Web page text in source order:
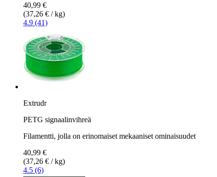
40,99 €
(37,26 € / kg)
4.9 (41)
Extrudr
PETG signaalinvihreä
Filamentti, jolla on erinomaiset mekaaniset ominaisuudet
40,99 €
(37,26 € / kg)
4.5 (6)